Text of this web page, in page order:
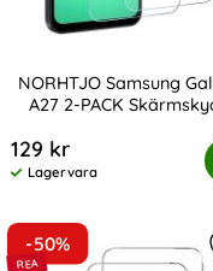
NORHTJO Samsung
A27 2-PACK
129 kr
Tillgänglighet:
Lagervara
Samsung Galaxy
-50%